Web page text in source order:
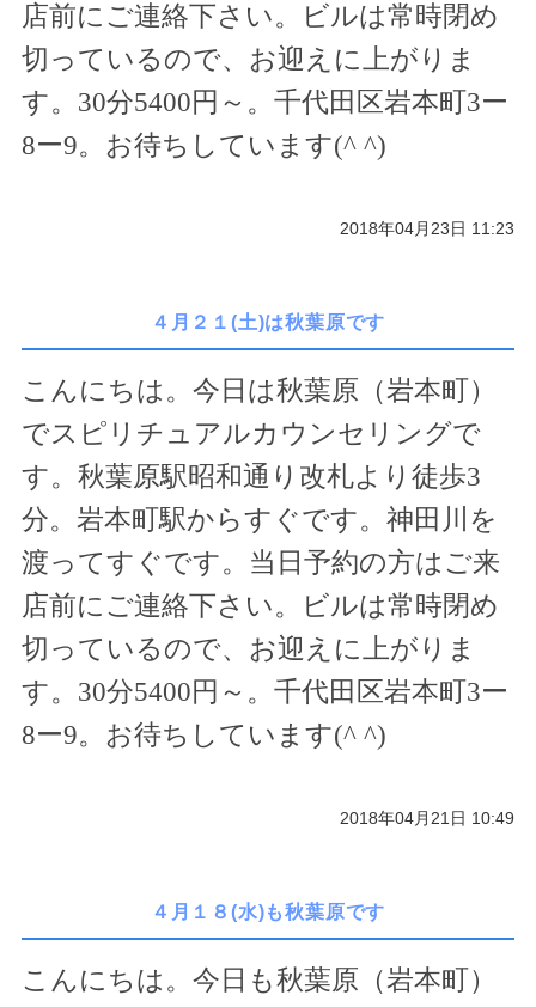
店前にご連絡下さい。ビルは常時閉め
切っているので、お迎えに上がりま
す。 30分5400 円～。千代田区岩本町3ー
8ー9。お待ちしています(^ ^)
2018年04月23日 11:23
４月２１(土)は秋葉原です
こんにちは。今日は秋葉原（岩本町）
でスピリチュアルカウンセリングで
す。秋葉原駅昭和通り改札より徒歩3
分。岩本町駅からすぐです。神田川を
渡ってすぐです。当日予約の方はご来
店前にご連絡下さい。ビルは常時閉め
切っているので、お迎えに上がりま
す。 30分5400 円～。千代田区岩本町3ー
8ー9。お待ちしています(^ ^)
2018年04月21日 10:49
４月１８(水)も秋葉原です
こんにちは。今日も秋葉原（岩本町）